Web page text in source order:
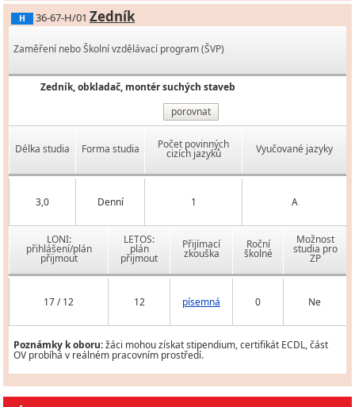
H 36-67-H/01 Zedník
Zaměření nebo Školní vzdělávací program (ŠVP)
Zedník, obkladač, montér suchých staveb
porovnat
Délka studia Forma studia Počet povinných
cizích jazyků Vyučované jazyky
3,0 Denní 1 A
LONI:
přihlášení/plán
přijmout
LETOS:
plán
přijmout
Přijímací
zkouška
Roční
školné
Možnost
studia pro
ZP
17 / 12 12 písemná 0 Ne
Poznámky k oboru:žáci mohou získat stipendium, certifikát ECDL, část
OV probíhá v reálném pracovním prostředí.